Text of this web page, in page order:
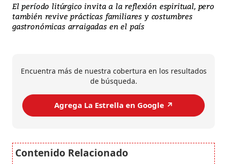
El período litúrgico invita a la reflexión espiritual, pero
también revive prácticas familiares y costumbres
gastronómicas arraigadas en el país
Encuentra más de nuestra cobertura en los resultados
de búsqueda.
Agrega La Estrella en Google ↗️